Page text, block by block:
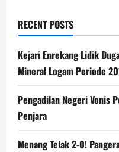
RECENT POSTS
Kejari Enrekang Lidik
Mineral Logam Periode
Pengadilan Negeri Vonis
Penjara
Menang Telak 2-0!